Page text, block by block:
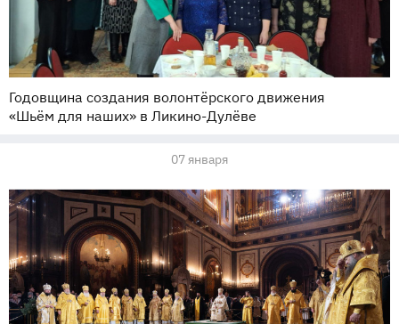
Годовщина создания волонтёрского движения
«Шьём для наших» в Ликино-Дулёве
07 января